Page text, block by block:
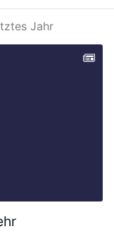
gemeldet.
direkt
Jahr